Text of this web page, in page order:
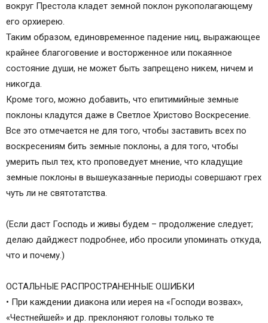
вокруг Престола кладет земной поклон рукополагающему
его орхиерею.
Таким образом, единовременное падение ниц, выражающее
крайнее благоговение и восторженное или покаянное
состояние души, не может быть запрещено никем, ничем и
никогда.
Кроме того, можно добавить, что епитимийные земные
поклоны кладутся даже в Светлое Христово Воскресение.
Все это отмечается не для того, чтобы заставить всех по
воскресениям бить земные поклоны, а для того, чтобы
умерить пыл тех, кто проповедует мнение, что кладущие
земные поклоны в вышеуказанные периоды совершают грех
чуть ли не святотатства.
(Если даст Господь и живы будем – продолжение следует;
делаю дайджест подробнее, ибо просили упоминать откуда,
что и почему.)
ОСТАЛЬНЫЕ РАСПРОСТРАНЕННЫЕ ОШИБКИ
• При каждении диакона или иерея на «Господи возвах»,
«Честнейшей» и др. преклоняют головы только те